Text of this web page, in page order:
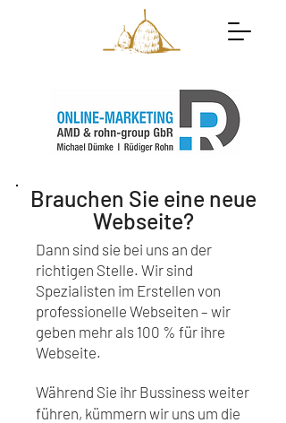
Brauchen Sie eine neue
Webseite?
Dann sind sie bei uns an der
richtigen Stelle. Wir sind
Spezialisten im Erstellen von
professionelle Webseiten – wir
geben mehr als 100 % für ihre
Webseite.
Während Sie ihr Bussiness weiter
führen, kümmern wir uns um die